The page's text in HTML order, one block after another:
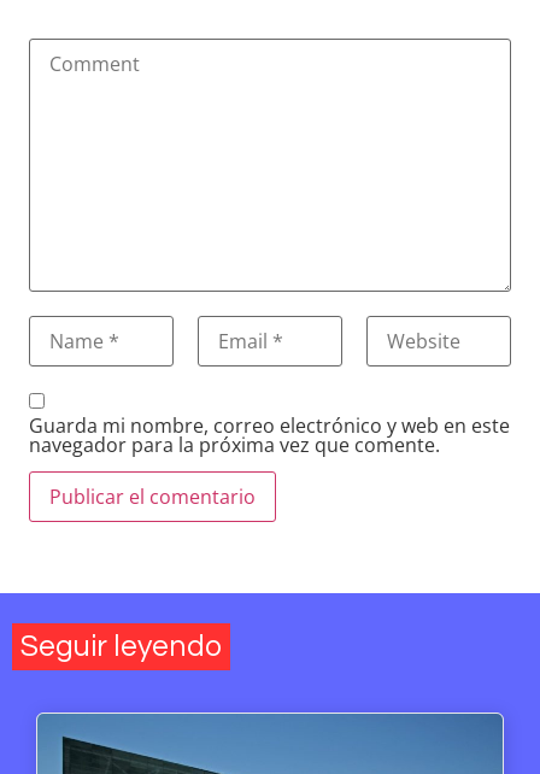
Guarda mi nombre, correo electrónico y web en este
navegador para la próxima vez que comente.
Seguir leyendo